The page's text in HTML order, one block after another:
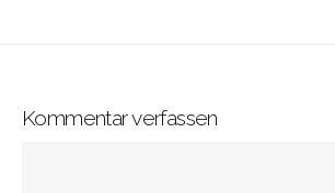
Kommentar verfassen